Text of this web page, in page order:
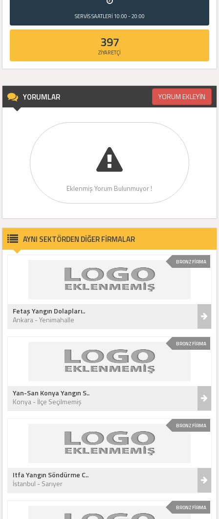
SERVİS SAATLERİ 10:00 - 20:00
397
ZİYARETÇİ
YORUMLAR YORUM EKLEYİN
Eklenmiş Yorum Bulunmuyor !
AYNI SEKTÖRDEN DİĞER FİRMALAR
BRONZ FİRMA
Fetaş Yangın Dolapları..
Ankara - Yenimahalle
BRONZ FİRMA
Yan-San Konya Yangın S..
Konya - İlçe Seçilmemiş
BRONZ FİRMA
Itfa Yangın Söndürme C..
İstanbul - Sarıyer
BRONZ FİRMA